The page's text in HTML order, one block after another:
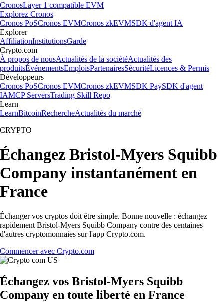
CronosLayer 1 compatible EVM
Explorez Cronos
Cronos PoSCronos EVMCronos zkEVMSDK d'agent IA
Explorer
AffiliationInstitutionsGarde
Crypto.com
À propos de nousActualités de la sociétéActualités des
produitsÉvénementsEmploisPartenairesSécuritéLicences & Permis
Développeurs
Cronos PoSCronos EVMCronos zkEVMSDK PaySDK d'agent
IAMCP ServersTrading Skill Repo
Learn
LearnBitcoinRechercheActualités du marché
CRYPTO
Échangez Bristol-Myers Squibb
Company instantanément en
France
Échanger vos cryptos doit être simple. Bonne nouvelle : échangez
rapidement Bristol-Myers Squibb Company contre des centaines
d'autres cryptomonnaies sur l'app Crypto.com.
Commencer avec Crypto.com
Échangez vos Bristol-Myers Squibb
Company en toute liberté en France